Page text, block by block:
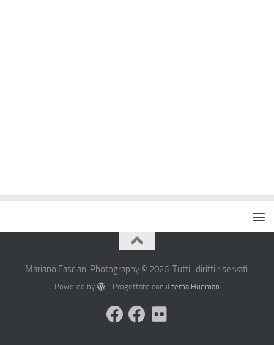
Mariano Fasciani Photography © 2026. Tutti i diritti riservati.
Powered by - Progettato con il tema Hueman